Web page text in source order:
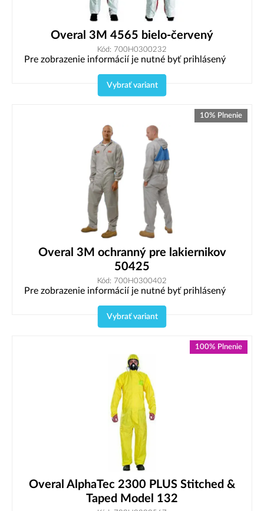
Overal 3M 4565 bielo-červený
Kód: 700H0300232
Pre zobrazenie informácií je nutné byť prihlásený
Vybrať variant
10% Plnenie
Overal 3M ochranný pre lakiernikov
50425
Kód: 700H0300402
Pre zobrazenie informácií je nutné byť prihlásený
Vybrať variant
100% Plnenie
Overal AlphaTec 2300 PLUS Stitched &
Taped Model 132